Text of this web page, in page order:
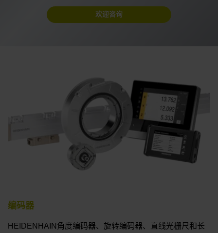
欢迎咨询
编码器
HEIDENHAIN角度编码器、旋转编码器、直线光栅尺和长